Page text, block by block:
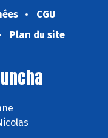
CGU
Plan du site